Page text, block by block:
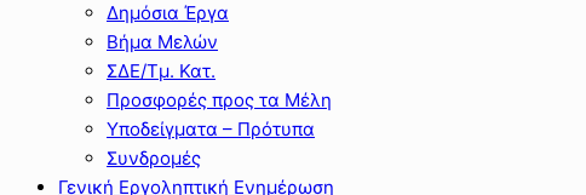
Δημόσια Έργα
Βήμα Μελών
ΣΔΕ/Τμ. Κατ.
Προσφορές προς τα Μέλη
Υποδείγματα – Πρότυπα
Συνδρομές
Γενική Εργοληπτική Ενημέρωση